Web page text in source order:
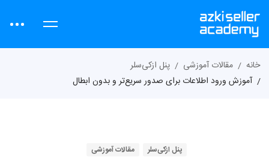
خانه مقالات آموزشی
پنل ازکی‌سلر
آموزش ورود اطلاعات برای صدور سریع‌تر و بدون ابطال
پنل ازکی‌سلر مقالات آموزشی